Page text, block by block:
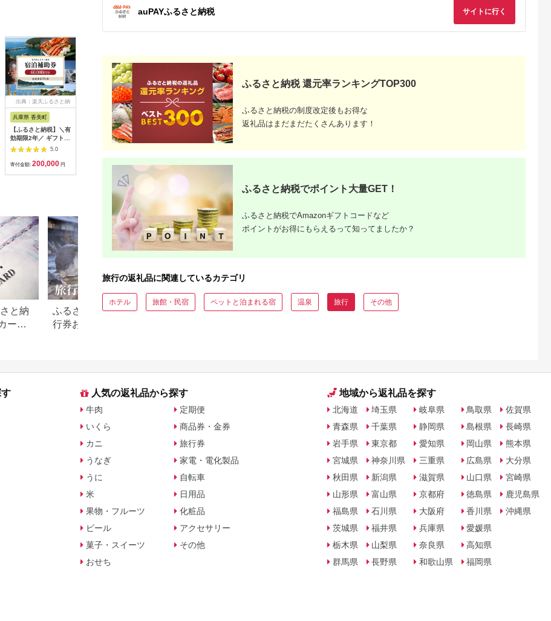
出典：楽天ふるさと納
兵庫県 香美町
【ふるさと納税】＼有
効期限2年／ ギフトに
も使える 宿泊補助券
60,000円分 宿泊助成
券 宿泊券 旅 トラベル
プレゼント 贈答 母の
日 25-09
5.0
寄付金額: 200,000 円
出典：楽天ふるさと納
税
栃木県 日光市
【ふるさと納税】ぐる
り日光感謝券【商品券
館 ホテル カフェ レジ
ャー施設 地域商品券
チケット 日光市
5.0
寄付金額:50,000円
出典：ふるラボ
三重県 多気町
宿泊券 90,000円分 コ
ンランショップ・ジャ
ナーホテル ホテルチ
宿泊チケット 宿泊券
券 高級 高級宿 三重県
多気町 AI-30
5.0
寄付金額:300,000円
税
【ふるさと納税】迷っ
5.0
あしずり温泉郷 共通
県 土佐清水市
5.0 5.0
と納
ード
ふるさと納税でもらえる旅
行券おすすめランキング
【2026年最新】ふるさと納
auPAYふるさと納税 サイトに行く
ふるさと納税 還元率ランキングTOP300
ふるさと納税の制度改定後もお得な
返礼品はまだまだたくさんあります！
ふるさと納税でポイント大量GET！
ふるさと納税でAmazonギフトコードなど
ポイントがお得にもらえるって知ってましたか？
旅行の返礼品に関連しているカテゴリ
ホテル 旅館・民宿 ペットと泊まれる宿 温泉 旅行 その他
人気の返礼品から探す
牛肉
いくら
カニ
うなぎ
うに
米
果物・フルーツ
ビール
菓子・スイーツ
おせち
定期便
商品券・金券
旅行券
家電・電化製品
自転車
日用品
化粧品
アクセサリー
その他
地域から返礼品を探す
北海道
青森県
岩手県
宮城県
秋田県
山形県
福島県
茨城県
栃木県
群馬県
埼玉県
千葉県
東京都
神奈川県
新潟県
富山県
石川県
福井県
山梨県
長野県
岐阜県
静岡県
愛知県
三重県
滋賀県
京都府
大阪府
兵庫県
奈良県
和歌山県
鳥取県
島根県
岡山県
広島県
山口県
徳島県
香川県
愛媛県
高知県
福岡県
佐賀県
長崎県
熊本県
大分県
宮崎県
鹿児島県
沖縄県